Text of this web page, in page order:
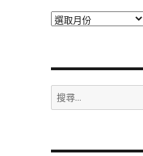
Archives
搜
尋
字: